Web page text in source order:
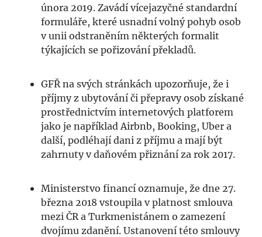
února 2019. Zavádí vícejazyčné standardní
formuláře, které usnadní volný pohyb osob
v unii odstraněním některých formalit
týkajících se pořizování překladů.
GFŘ na svých stránkách upozorňuje, že i
příjmy z ubytování či přepravy osob získané
prostřednictvím internetových platforem
jako je například Airbnb, Booking, Uber a
další, podléhají dani z příjmu a mají být
zahrnuty v daňovém přiznání za rok 2017.
Ministerstvo financí oznamuje, že dne 27.
března 2018 vstoupila v platnost smlouva
mezi ČR a Turkmenistánem o zamezení
dvojímu zdanění. Ustanovení této smlouvy